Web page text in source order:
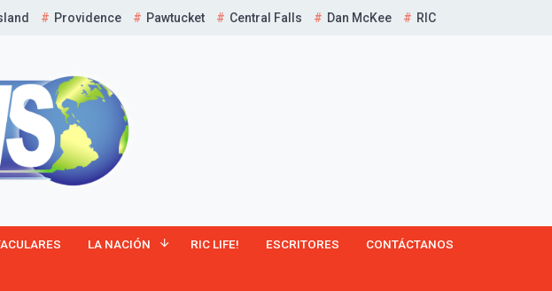
Providence Pawtucket Central Falls Dan McKee RIC
LA NACIÓN RIC LIFE! ESCRITORES CONTÁCTANOS
¡Suscríbete y Vive la
Experiencia!